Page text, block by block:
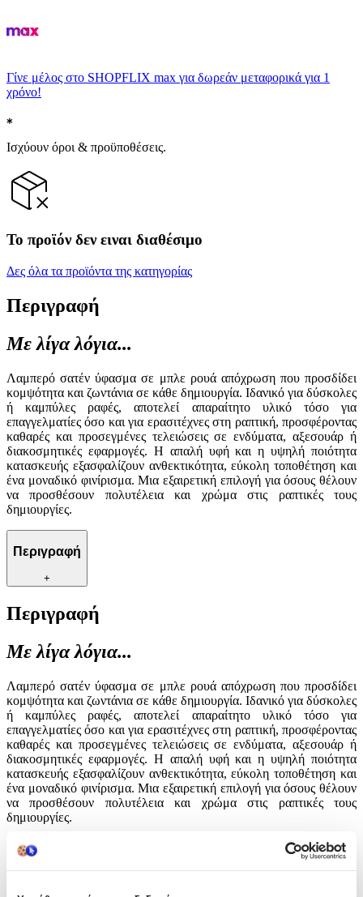
Γίνε μέλος στο SHOPFLIX max για δωρεάν μεταφορικά για 1
χρόνο!
Ισχύουν όροι & προϋποθέσεις.
Το προϊόν δεν ειναι διαθέσιμο
Δες όλα τα προϊόντα της κατηγορίας
Περιγραφή
Με λίγα λόγια...
Λαμπερό σατέν ύφασμα σε μπλε ρουά απόχρωση που προσδίδει
κομψότητα και ζωντάνια σε κάθε δημιουργία. Ιδανικό για δύσκολες
ή καμπύλες ραφές, αποτελεί απαραίτητο υλικό τόσο για
επαγγελματίες όσο και για ερασιτέχνες στη ραπτική, προσφέροντας
καθαρές και προσεγμένες τελειώσεις σε ενδύματα, αξεσουάρ ή
διακοσμητικές εφαρμογές. Η απαλή υφή και η υψηλή ποιότητα
κατασκευής εξασφαλίζουν ανθεκτικότητα, εύκολη τοποθέτηση και
ένα μοναδικό φινίρισμα. Μια εξαιρετική επιλογή για όσους θέλουν
να προσθέσουν πολυτέλεια και χρώμα στις ραπτικές τους
δημιουργίες.
Περιγραφή
+
Περιγραφή
Με λίγα λόγια...
Λαμπερό σατέν ύφασμα σε μπλε ρουά απόχρωση που προσδίδει
κομψότητα και ζωντάνια σε κάθε δημιουργία. Ιδανικό για δύσκολες
ή καμπύλες ραφές, αποτελεί απαραίτητο υλικό τόσο για
επαγγελματίες όσο και για ερασιτέχνες στη ραπτική, προσφέροντας
καθαρές και προσεγμένες τελειώσεις σε ενδύματα, αξεσουάρ ή
διακοσμητικές εφαρμογές. Η απαλή υφή και η υψηλή ποιότητα
κατασκευής εξασφαλίζουν ανθεκτικότητα, εύκολη τοποθέτηση και
ένα μοναδικό φινίρισμα. Μια εξαιρετική επιλογή για όσους θέλουν
να προσθέσουν πολυτέλεια και χρώμα στις ραπτικές τους
δημιουργίες.
Χαρακτηριστικά